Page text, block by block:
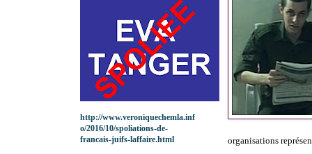
organisations
http://www.veroniquechemla.inf
o/2016/10/spoliations-de-
francais-juifs-laffaire.html